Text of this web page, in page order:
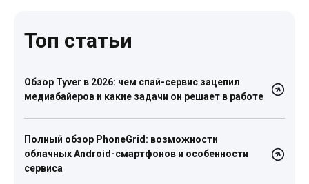
Топ статьи
Обзор Tyver в 2026: чем спай-сервис зацепил
медиабайеров и какие задачи он решает в работе
Полный обзор PhoneGrid: возможности
облачных Android-смартфонов и особенности
сервиса